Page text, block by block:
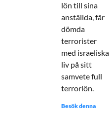
lön till sina
anställda, får
dömda
terrorister
med israeliska
liv på sitt
samvete full
terrorlön.
Besök denna